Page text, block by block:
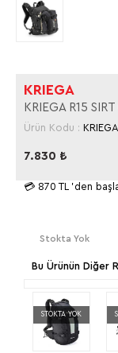
KRIEGA
KRIEGA R15
Ürün Kodu :
7.830 ₺
💳 870 TL 'den
Stokta Yok
Bu Ürünün Diğer
STOKTA YOK